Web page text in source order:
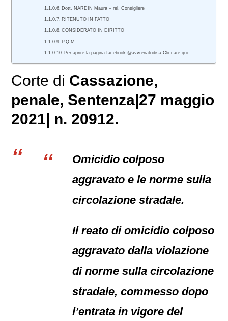
Dott. NARDIN Maura – rel. Consigliere
RITENUTO IN FATTO
CONSIDERATO IN DIRITTO
P.Q.M.
Per aprire la pagina facebook @avvrenatodisa Cliccare qui
Corte di Cassazione,
penale, Sentenza|27 maggio
2021| n. 20912.
Omicidio colposo
aggravato e le norme sulla
circolazione stradale.
Il reato di omicidio colposo
aggravato dalla violazione
di norme sulla circolazione
stradale, commesso dopo
l’entrata in vigore del